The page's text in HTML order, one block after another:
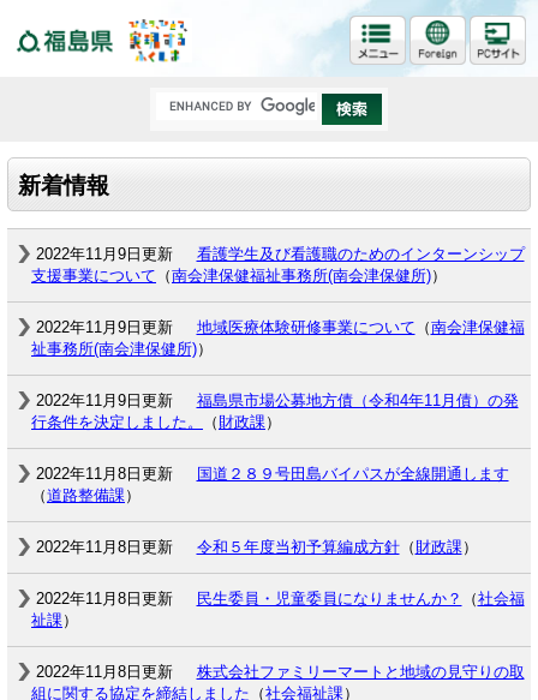
新着情報
2022年11月9日更新
看護学生及び看護職のためのインターンシップ
支援事業について （南会津保健福祉事務所(南会津保健所)）
2022年11月9日更新 地域医療体験研修事業について （南会津保健福
祉事務所(南会津保健所)）
2022年11月9日更新
福島県市場公募地方債（令和4年11月債）の発
行条件を決定しました。
（ 財政課）
2022年11月8日更新
国道２８９号田島バイパスが全線開通します
（道路整備課）
2022年11月8日更新 令和５年度当初予算編成方針（ 財政課）
2022年11月8日更新 民生委員・児童委員になりませんか？ （社会福
祉課）
2022年11月8日更新
株式会社ファミリーマートと地域の見守りの取
組に関する協定を締結しました （社会福祉課）